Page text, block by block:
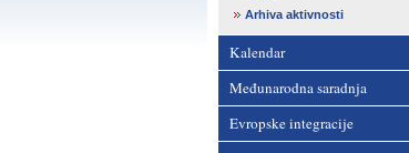
Arhiva aktivnosti
Kalendar
Međunarodna saradnja
Evropske integracije